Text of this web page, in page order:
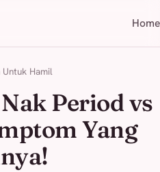
Home
Untuk Hamil
Period vs
Yang